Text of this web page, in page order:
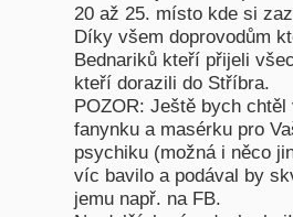
20 až 25. místo kde si
Díky všem doprovodům
Bednariků kteří přijeli
kteří dorazili do Stříbra.
POZOR: Ještě bych
fanynku a masérku pro
psychiku (možná i něco
víc bavilo a podával by
jemu např. na FB.